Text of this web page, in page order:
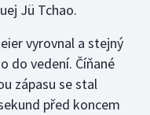
Jü Tchao.
vyrovnal a stejný
do vedení. Číňané
zápasu se stal
před koncem